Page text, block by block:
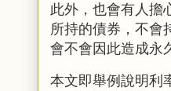
此外，也會有人擔
所持的債券，不會
會不會因此造成永
本文即舉例說明利